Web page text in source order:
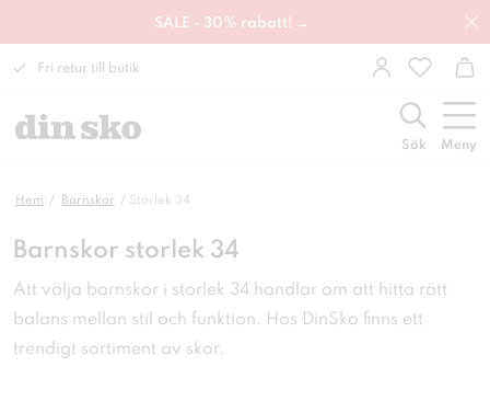
SALE - 30% rabatt! →
Fri retur till butik
Sök Meny
Hem Barnskor Storlek 34
Barnskor storlek 34
Att välja barnskor i storlek 34 handlar om att hitta rätt
balans mellan stil och funktion. Hos DinSko finns ett
trendigt sortiment av skor.